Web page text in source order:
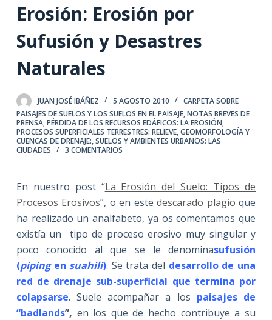
d
o
Erosión: Erosión por
Sufusión y Desastres
Naturales
JUAN JOSÉ IBÁÑEZ 5 AGOSTO 2010
CARPETA SOBRE
PAISAJES DE SUELOS Y LOS SUELOS EN EL PAISAJE,NOTAS BREVES DE
PRENSA,PÉRDIDA DE LOS RECURSOS EDÁFICOS: LA EROSIÓN,
PROCESOS SUPERFICIALES TERRESTRES: RELIEVE, GEOMORFOLOGÍA Y
CUENCAS DE DRENAJE:,SUELOS Y AMBIENTES URBANOS: LAS
CIUDADES
3 COMENTARIOS
En nuestro post “La Erosión del Suelo: Tipos de
Procesos Erosivos”, o en estedescarado plagio que
ha realizado un analfabeto, ya os comentamos que
existía un tipo de proceso erosivo muy singular y
poco conocido al que se le denominasufusión
(piping en suahili). Se trata del desarrollo de una
red de drenaje sub-superficial que termina por
colapsarse. Suele acompañar a los paisajes de
“badlands”, en los que de hecho contribuye a su